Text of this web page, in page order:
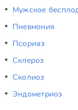
Мужское
Пневмония
Псориаз
Склероз
Сколиоз
Эндометриоз